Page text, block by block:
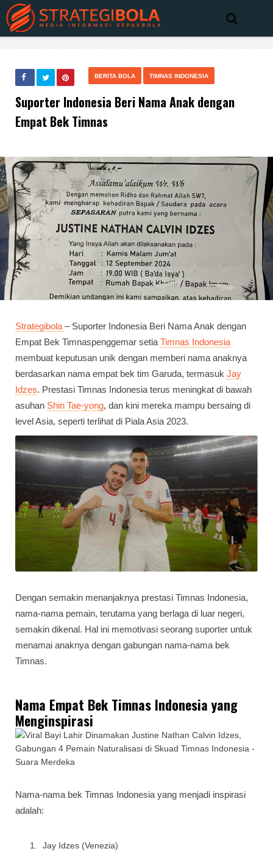
BERITA BOLA TIMNAS INDONESIA
Suporter Indonesia Beri Nama Anak dengan
Empat Bek Timnas
Strategibola – Suporter Indonesia Beri Nama Anak dengan
Empat Bek Timnaspenggemar setia Timnas Indonesia
membuat keputusan unik dengan memberi nama anaknya
berdasarkan nama empat bek tim Garuda, termasuk Jay
Idzes. Prestasi Timnas Indonesia terus meningkat di bawah
asuhan Shin Tae-yong, dan kini mereka mampu bersaing di
level Asia, seperti terlihat di Piala Asia 2023.
Dengan semakin menanjaknya prestasi Timnas Indonesia,
nama-nama pemain, terutama yang berlaga di luar negeri,
semakin dikenal. Hal ini memotivasi seorang suporter untuk
menamai anaknya dengan gabungan nama-nama bek
Timnas.
Nama Empat Bek Timnas Indonesia yang
Menginspirasi
Nama-nama bek Timnas Indonesia yang menjadi inspirasi
adalah:
Jay Idzes (Venezia)